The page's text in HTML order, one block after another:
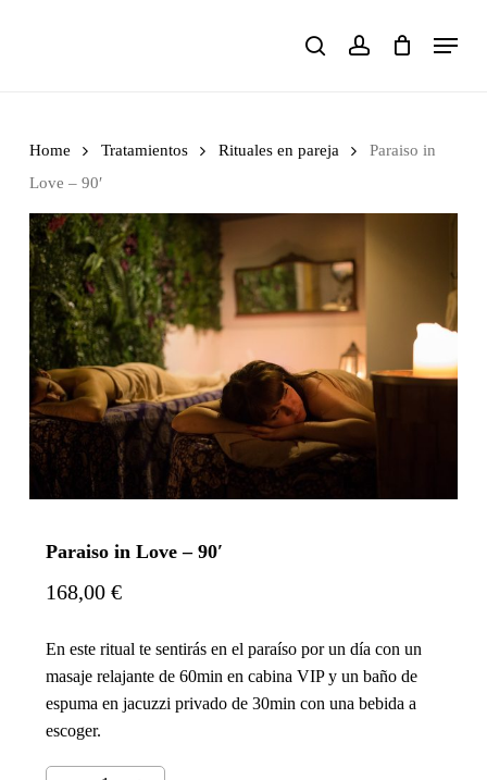
searchaccount
Menu
Home Tratamientos Rituales en pareja
Paraiso in
Love – 90′
Paraiso in Love – 90′
168,00 €
En este ritual te sentirás en el paraíso por un día con un
masaje relajante de 60min en cabina VIP y un baño de
espuma en jacuzzi privado de 30min con una bebida a
escoger.